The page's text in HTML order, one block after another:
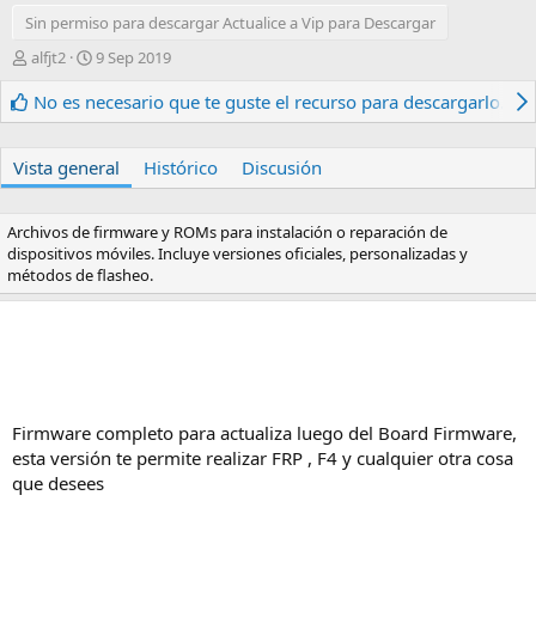
Sin permiso para descargar Actualice a Vip para Descargar
A
t
o
alfjt2
F
c
h
d
e
r
e
a
c
9 Sep 2019
No es necesario que te guste el recurso para descargarlo.
Vista general Histórico Discusión
Archivos de firmware y ROMs para instalación o reparación de
dispositivos móviles. Incluye versiones oficiales, personalizadas y
métodos de flasheo.
Firmware completo para actualiza luego del Board Firmware,
esta versión te permite realizar FRP , F4 y cualquier otra cosa
que desees